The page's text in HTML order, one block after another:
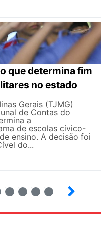
que determina fim
no estado
Gerais (TJMG)
de Contas do
a
de escolas cívico-
ensino. A decisão foi
do...